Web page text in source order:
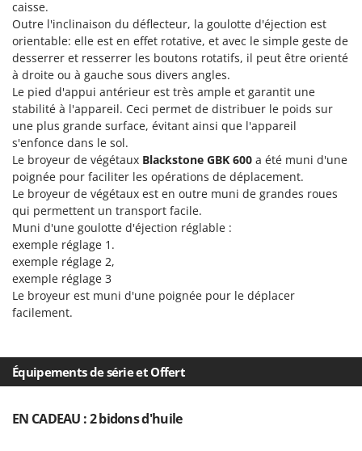
Stiga
Stocker
Sunseeker
T
Tecla
TecnoGen
Tellarini Pompe
Telwin
Tenco
Tineco
Titania
Tornado
Tre Spade
Troy-Bilt
U
Udor
caisse.
Outre l'inclinaison du déflecteur, la goulotte d'éjection est
orientable: elle est en effet rotative, et avec le simple geste de
desserrer et resserrer les boutons rotatifs, il peut être orienté
à droite ou à gauche sous divers angles.
Le pied d'appui antérieur est très ample et garantit une
stabilité à l'appareil. Ceci permet de distribuer le poids sur
une plus grande surface, évitant ainsi que l'appareil
s'enfonce dans le sol.
Le broyeur de végétaux Blackstone GBK 600 a été muni d'une
poignée pour faciliter les opérations de déplacement.
Le broyeur de végétaux est en outre muni de grandes roues
qui permettent un transport facile.
Muni d'une goulotte d'éjection réglable :
exemple réglage 1.
exemple réglage 2,
exemple réglage 3
Le broyeur est muni d'une poignée pour le déplacer
facilement.
Équipements de série et Offert
EN CADEAU : 2 bidons d'huile